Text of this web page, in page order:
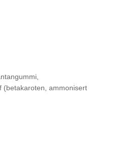
(betakaroten, ammonisert